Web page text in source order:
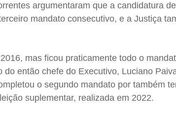
argumentaram que a candidatura
mandato consecutivo, e a Justiça
mas ficou praticamente todo o
então chefe do Executivo, Luciano
o segundo mandato por também
suplementar, realizada em 2022.